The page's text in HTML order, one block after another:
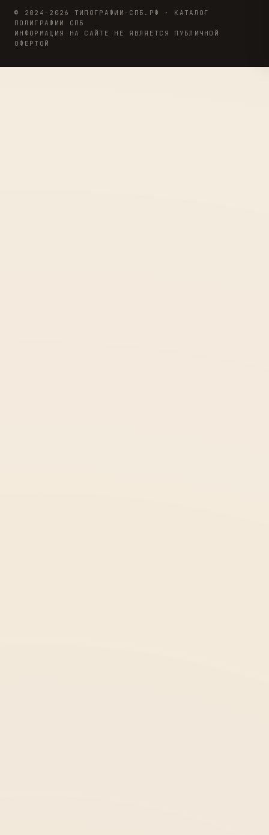
© 2024-2026 ТИПОГРАФИИ-СПБ.РФ · КАТАЛОГ
ПОЛИГРАФИИ СПБ
ИНФОРМАЦИЯ НА САЙТЕ НЕ ЯВЛЯЕТСЯ ПУБЛИЧНОЙ
ОФЕРТОЙ